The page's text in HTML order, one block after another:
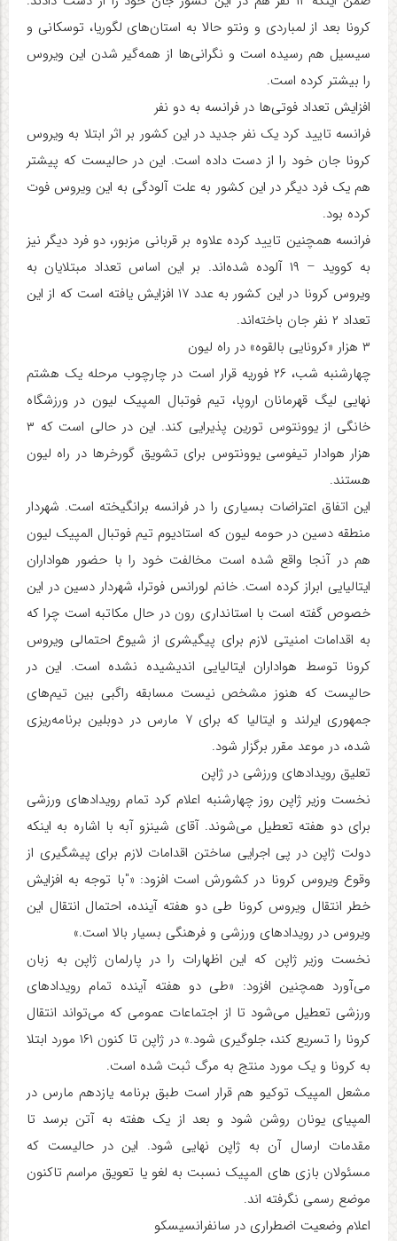
کرونا بعد از لمباردی و ونتو حالا به استان‌های لگوریا، توسکانی و
سیسیل هم رسیده است و نگرانی‌ها از همه‌گیر شدن این ویروس
را بیشتر کرده است.
افزایش تعداد فوتی‌ها در فرانسه به دو نفر
فرانسه تایید کرد یک نفر جدید در این کشور بر اثر ابتلا به ویروس
کرونا جان خود را از دست داده است. این در حالیست که پیشتر
هم یک فرد دیگر در این کشور به علت آلودگی به این ویروس فوت
کرده بود.
فرانسه همچنین تایید کرده علاوه بر قربانی مزبور، دو فرد دیگر نیز
به کووید – ۱۹ آلوده شده‌اند. بر این اساس تعداد مبتلایان به
ویروس کرونا در این کشور به عدد ۱۷ افزایش یافته است که از این
تعداد ۲ نفر جان باخته‌اند.
۳ هزار «کرونایی بالقوه» در راه لیون
چهارشنبه شب، ۲۶ فوریه قرار است در چارچوب مرحله یک هشتم
نهایی لیگ قهرمانان اروپا، تیم فوتبال المپیک لیون در ورزشگاه
خانگی از یوونتوس تورین پذیرایی کند. این در حالی است که ۳
هزار هوادار تیفوسی یوونتوس برای تشویق گورخرها در راه لیون
هستند.
این اتفاق اعتراضات بسیاری را در فرانسه برانگیخته است. شهردار
منطقه دسین در حومه لیون که استادیوم تیم فوتبال المپیک لیون
هم در آنجا واقع شده است مخالفت خود را با حضور هواداران
ایتالیایی ابراز کرده است. خانم لورانس فوترا، شهردار دسین در این
خصوص گفته است با استانداری رون در حال مکاتبه است چرا که
به اقدامات امنیتی لازم برای پیگیشری از شیوع احتمالی ویروس
کرونا توسط هواداران ایتالیایی اندیشیده نشده است. این در
حالیست که هنوز مشخص نیست مسابقه راگبی بین تیم‌های
جمهوری ایرلند و ایتالیا که برای ۷ مارس در دوبلین برنامه‌ریزی
شده، در موعد مقرر برگزار شود.
تعلیق رویدادهای ورزشی در ژاپن
نخست وزیر ژاپن روز چهارشنبه اعلام کرد تمام رویدادهای ورزشی
برای دو هفته تعطیل می‌شوند. آقای شینزو آبه با اشاره به اینکه
دولت ژاپن در پی اجرایی ساختن اقدامات لازم برای پیشگیری از
وقوع ویروس کرونا در کشورش است افزود: «"با توجه به افزایش
خطر انتقال ویروس کرونا طی دو هفته آینده، احتمال انتقال این
ویروس در رویدادهای ورزشی و فرهنگی بسیار بالا است.»
نخست وزیر ژاپن که این اظهارات را در پارلمان ژاپن به زبان
می‌آورد همچنین افزود: «طی دو هفته آینده تمام رویدادهای
ورزشی تعطیل می‌شود تا از اجتماعات عمومی که می‌تواند انتقال
کرونا را تسریع کند، جلوگیری شود.» در ژاپن تا کنون ۱۶۱ مورد ابتلا
به کرونا و یک مورد منتج به مرگ ثبت شده است.
مشعل المپیک توکیو هم قرار است طبق برنامه یازدهم مارس در
المپیای یونان روشن شود و بعد از یک هفته به آتن برسد تا
مقدمات ارسال آن به ژاپن نهایی شود. این در حالیست که
مسئولان بازی های المپیک نسبت به لغو یا تعویق مراسم تاکنون
موضع رسمی نگرفته اند.
اعلام وضعیت اضطراری در سانفرانسیسکو